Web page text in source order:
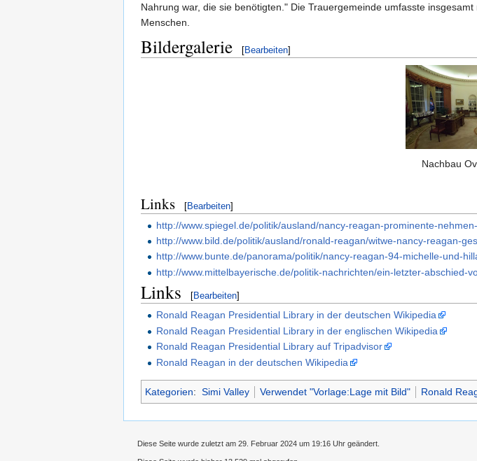
Nahrung war, die sie benötigten." Die Trauergemeinde umfasste insgesamt
Menschen.
Bildergalerie [Bearbeiten]
Nachbau
Links [Bearbeiten]
http://www.spiegel.de/politik/ausland/nancy-reagan-prominente-
http://www.bild.de/politik/ausland/ronald-reagan/witwe-nancy-reagan-
http://www.bunte.de/panorama/politik/nancy-reagan-94-michelle-und-
http://www.mittelbayerische.de/politik-nachrichten/ein-letzter-abschied-
Links [Bearbeiten]
Ronald Reagan Presidential Library in der deutschen Wikipedia
Ronald Reagan Presidential Library in der englischen Wikipedia
Ronald Reagan Presidential Library auf Tripadvisor
Ronald Reagan in der deutschen Wikipedia
Kategorien: Simi Valley Verwendet "Vorlage:Lage mit Bild" Ronald
Diese Seite wurde zuletzt am 29. Februar 2024 um 19:16 Uhr geändert.